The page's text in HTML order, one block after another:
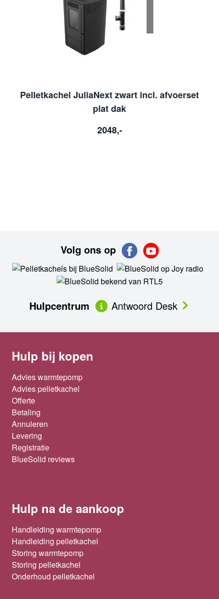
Pelletkachel JuliaNext zwart incl. afvoerset
plat dak
2048,-
Volg ons op
Hulpcentrum Antwoord Desk
Hulp bij kopen
Advies warmtepomp
Advies pelletkachel
Offerte
Betaling
Annuleren
Levering
Registratie
BlueSolid reviews
Hulp na de aankoop
Handleiding warmtepomp
Handleiding pelletkachel
Storing warmtepomp
Storing pelletkachel
Onderhoud pelletkachel